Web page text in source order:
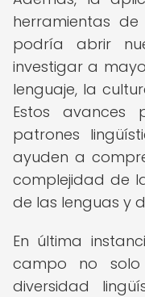
herramientas
podría abrir
investigar a
lenguaje, la
Estos avances
patrones
ayuden a
complejidad de
de las lenguas y
En última
campo no
diversidad